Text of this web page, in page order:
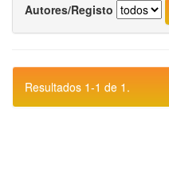
Autores/Registo
Resultados 1-1 de 1.